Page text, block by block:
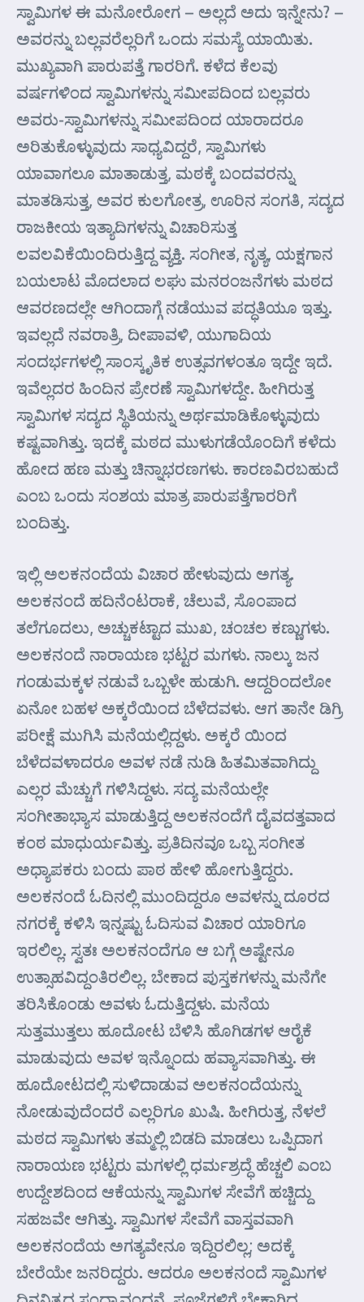
ಸ್ವಾಮಿಗಳ ಈ ಮನೋರೋಗ – ಅಲ್ಲದೆ ಅದು ಇನ್ನೇನು? –
ಅವರನ್ನು ಬಲ್ಲವರೆಲ್ಲರಿಗೆ ಒಂದು ಸಮಸ್ಯೆ ಯಾಯಿತು.
ಮುಖ್ಯವಾಗಿ ಪಾರುಪತ್ತೆ ಗಾರರಿಗೆ. ಕಳೆದ ಕೆಲವು
ವರ್ಷಗಳಿಂದ ಸ್ವಾಮಿಗಳನ್ನು ಸಮೀಪದಿಂದ ಬಲ್ಲವರು
ಅವರು-ಸ್ವಾಮಿಗಳನ್ನು ಸಮೀಪದಿಂದ ಯಾರಾದರೂ
ಅರಿತುಕೊಳ್ಳುವುದು ಸಾಧ್ಯವಿದ್ದರೆ, ಸ್ವಾಮಿಗಳು
ಯಾವಾಗಲೂ ಮಾತಾಡುತ್ತ, ಮಠಕ್ಕೆ ಬಂದವರನ್ನು
ಮಾತಡಿಸುತ್ತ, ಅವರ ಕುಲಗೋತ್ರ, ಊರಿನ ಸಂಗತಿ, ಸದ್ಯದ
ರಾಜಕೀಯ ಇತ್ಯಾದಿಗಳನ್ನು ವಿಚಾರಿಸುತ್ತ
ಲವಲವಿಕೆಯಿಂದಿರುತ್ತಿದ್ದ ವ್ಯಕ್ತಿ. ಸಂಗೀತ, ನೃತ್ಯ, ಯಕ್ಷಗಾನ
ಬಯಲಾಟ ಮೊದಲಾದ ಲಘು ಮನರಂಜನೆಗಳು ಮಠದ
ಆವರಣದಲ್ಲೇ ಆಗಿಂದಾಗ್ಗೆ ನಡೆಯುವ ಪದ್ಧತಿಯೂ ಇತ್ತು.
ಇವಲ್ಲದೆ ನವರಾತ್ರಿ, ದೀಪಾವಳಿ, ಯುಗಾದಿಯ
ಸಂದರ್ಭಗಳಲ್ಲಿ ಸಾಂಸ್ಕೃತಿಕ ಉತ್ಸವಗಳಂತೂ ಇದ್ದೇ ಇದೆ.
ಇವೆಲ್ಲದರ ಹಿಂದಿನ ಪ್ರೇರಣೆ ಸ್ವಾಮಿಗಳದ್ದೇ. ಹೀಗಿರುತ್ತ
ಸ್ವಾಮಿಗಳ ಸದ್ಯದ ಸ್ಥಿತಿಯನ್ನು ಅರ್ಥಮಾಡಿಕೊಳ್ಳುವುದು
ಕಷ್ಟವಾಗಿತ್ತು. ಇದಕ್ಕೆ ಮಠದ ಮುಳುಗಡೆಯೊಂದಿಗೆ ಕಳೆದು
ಹೋದ ಹಣ ಮತ್ತು ಚಿನ್ನಾಭರಣಗಳು. ಕಾರಣವಿರಬಹುದೆ
ಎಂಬ ಒಂದು ಸಂಶಯ ಮಾತ್ರ ಪಾರುಪತ್ತೆಗಾರರಿಗೆ
ಬಂದಿತ್ತು.
ಇಲ್ಲಿ ಅಲಕನಂದೆಯ ವಿಚಾರ ಹೇಳುವುದು ಅಗತ್ಯ.
ಅಲಕನಂದೆ ಹದಿನೆಂಟರಾಕೆ, ಚೆಲುವೆ, ಸೊಂಪಾದ
ತಲೆಗೂದಲು, ಅಚ್ಚುಕಟ್ಟಾದ ಮುಖ, ಚಂಚಲ ಕಣ್ಣುಗಳು.
ಅಲಕನಂದೆ ನಾರಾಯಣ ಭಟ್ಟರ ಮಗಳು. ನಾಲ್ಕು ಜನ
ಗಂಡುಮಕ್ಕಳ ನಡುವೆ ಒಬ್ಬಳೇ ಹುಡುಗಿ. ಆದ್ದರಿಂದಲೋ
ಏನೋ ಬಹಳ ಅಕ್ಕರೆಯಿಂದ ಬೆಳೆದವಳು. ಆಗ ತಾನೇ ಡಿಗ್ರಿ
ಪರೀಕ್ಷೆ ಮುಗಿಸಿ ಮನೆಯಲ್ಲಿದ್ದಳು. ಅಕ್ಕರೆ ಯಿಂದ
ಬೆಳೆದವಳಾದರೂ ಅವಳ ನಡೆ ನುಡಿ ಹಿತಮಿತವಾಗಿದ್ದು
ಎಲ್ಲರ ಮೆಚ್ಚುಗೆ ಗಳಿಸಿದ್ದಳು. ಸದ್ಯ ಮನೆಯಲ್ಲೇ
ಸಂಗೀತಾಭ್ಯಾಸ ಮಾಡುತ್ತಿದ್ದ ಅಲಕನಂದೆಗೆ ದೈವದತ್ತವಾದ
ಕಂಠ ಮಾಧುರ್ಯವಿತ್ತು. ಪ್ರತಿದಿನವೂ ಒಬ್ಬ ಸಂಗೀತ
ಅಧ್ಯಾಪಕರು ಬಂದು ಪಾಠ ಹೇಳಿ ಹೋಗುತ್ತಿದ್ದರು.
ಅಲಕನಂದೆ ಓದಿನಲ್ಲಿ ಮುಂದಿದ್ದರೂ ಅವಳನ್ನು ದೂರದ
ನಗರಕ್ಕೆ ಕಳಿಸಿ ಇನ್ನಷ್ಟು ಓದಿಸುವ ವಿಚಾರ ಯಾರಿಗೂ
ಇರಲಿಲ್ಲ. ಸ್ವತಃ ಅಲಕನಂದೆಗೂ ಆ ಬಗ್ಗೆ ಅಷ್ಟೇನೂ
ಉತ್ಸಾಹವಿದ್ದಂತಿರಲಿಲ್ಲ. ಬೇಕಾದ ಪುಸ್ತಕಗಳನ್ನು ಮನೆಗೇ
ತರಿಸಿಕೊಂಡು ಅವಳು ಓದುತ್ತಿದ್ದಳು. ಮನೆಯ
ಸುತ್ತಮುತ್ತಲು ಹೂದೋಟ ಬೆಳಿಸಿ ಹೊಗಿಡಗಳ ಆರೈಕೆ
ಮಾಡುವುದು ಅವಳ ಇನ್ನೊಂದು ಹವ್ಯಾಸವಾಗಿತ್ತು. ಈ
ಹೂದೋಟದಲ್ಲಿ ಸುಳಿದಾಡುವ ಅಲಕನಂದೆಯನ್ನು
ನೋಡುವುದೆಂದರೆ ಎಲ್ಲರಿಗೂ ಖುಷಿ. ಹೀಗಿರುತ್ತ, ನೆಳಲೆ
ಮಠದ ಸ್ವಾಮಿಗಳು ತಮ್ಮಲ್ಲಿ ಬಿಡದಿ ಮಾಡಲು ಒಪ್ಪಿದಾಗ
ನಾರಾಯಣ ಭಟ್ಟರು ಮಗಳಲ್ಲಿ ಧರ್ಮಶ್ರದ್ಧೆ ಹೆಚ್ಚಲಿ ಎಂಬ
ಉದ್ದೇಶದಿಂದ ಆಕೆಯನ್ನು ಸ್ವಾಮಿಗಳ ಸೇವೆಗೆ ಹಚ್ಚಿದ್ದು
ಸಹಜವೇ ಆಗಿತ್ತು. ಸ್ವಾಮಿಗಳ ಸೇವೆಗೆ ವಾಸ್ತವವಾಗಿ
ಅಲಕನಂದೆಯ ಅಗತ್ಯವೇನೂ ಇದ್ದಿರಲಿಲ್ಲ; ಅದಕ್ಕೆ
ಬೇರೆಯೇ ಜನರಿದ್ದರು. ಆದರೂ ಅಲಕನಂದೆ ಸ್ವಾಮಿಗಳ